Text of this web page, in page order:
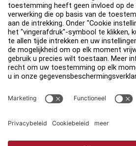
Toegankelijkheid
Carrière
Aanmelden bij Facility Connect